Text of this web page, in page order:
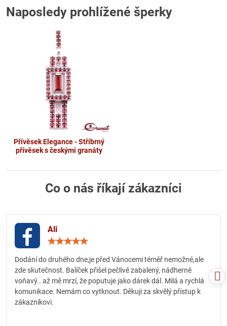
Naposledy prohlížené šperky
Přívěsek Elegance - Stříbrný
přívěsek s českými granáty
Co o nás říkají zákazníci
Ali
5
Dodání do druhého dne,je před Vánocemi téměř nemožné,ale
zde skutečnost. Balíček přišel pečlivě zabalený, nádherně
voňavý.. až mě mrzí, že poputuje jako dárek dál. Milá a rychlá
komunikace. Nemám co vytknout. Děkuji za skvělý přístup k
zákazníkovi.